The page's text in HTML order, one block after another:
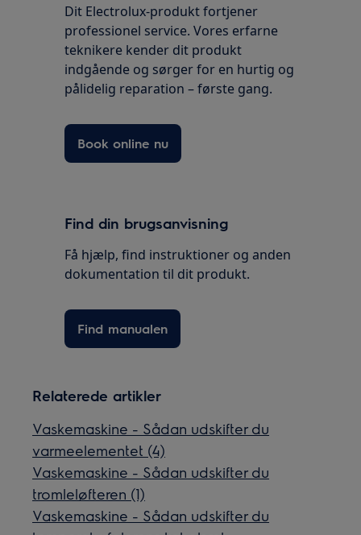
Dit Electrolux-produkt fortjener
professionel service. Vores erfarne
teknikere kender dit produkt
indgående og sørger for en hurtig og
pålidelig reparation – første gang.
Book online nu
Find din brugsanvisning
Få hjælp, find instruktioner og anden
dokumentation til dit produkt.
Find manualen
Relaterede artikler
Vaskemaskine - Sådan udskifter du
varmeelementet (4)
Vaskemaskine - Sådan udskifter du
tromleløfteren (1)
Vaskemaskine - Sådan udskifter du